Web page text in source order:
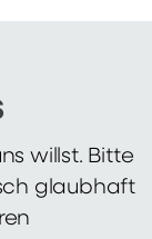
willst. Bitte
glaubhaft